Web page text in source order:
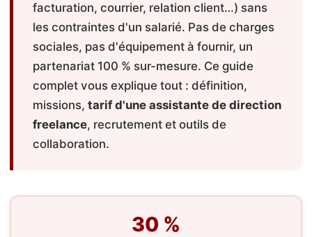
facturation, courrier, relation client…) sans
les contraintes d'un salarié. Pas de charges
sociales, pas d'équipement à fournir, un
partenariat 100 % sur-mesure. Ce guide
complet vous explique tout : définition,
missions, tarif d'une assistante de direction
freelance, recrutement et outils de
collaboration.
30 %